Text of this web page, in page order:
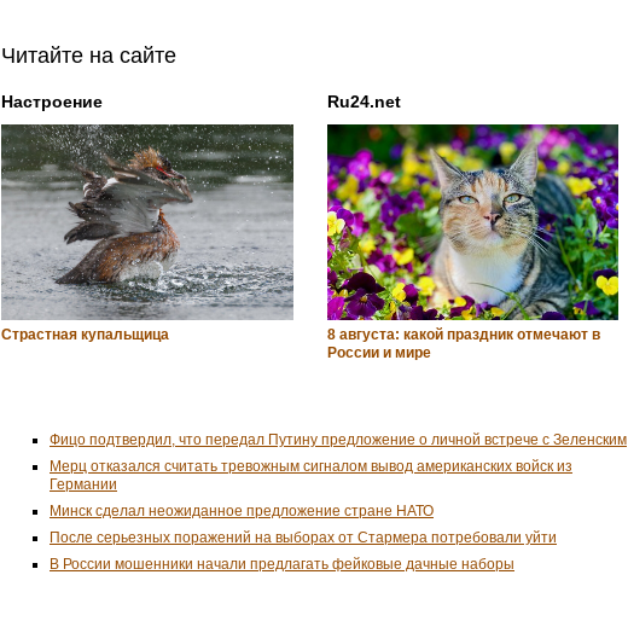
Читайте на сайте
Настроение
Страстная купальщица
Ru24.net
8 августа: какой праздник отмечают в
России и мире
Фицо подтвердил, что передал Путину предложение о личной встрече с Зеленским
Мерц отказался считать тревожным сигналом вывод американских войск из
Германии
Минск сделал неожиданное предложение стране НАТО
После серьезных поражений на выборах от Стармера потребовали уйти
В России мошенники начали предлагать фейковые дачные наборы